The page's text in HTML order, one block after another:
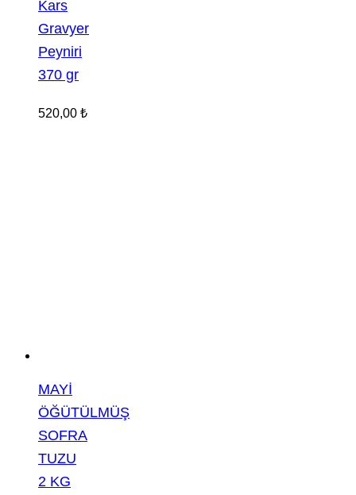
Kars
Gravyer
Peyniri
370 gr
520,00 ₺
MAYİ
ÖĞÜTÜLMÜŞ
SOFRA
TUZU
2 KG